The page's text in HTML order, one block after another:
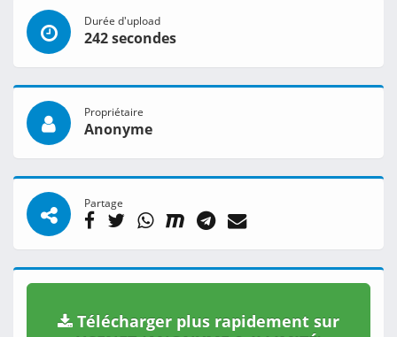
Durée d'upload
242 secondes
Propriétaire
Anonyme
Partage
Télécharger plus rapidement sur